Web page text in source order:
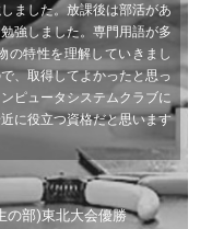
ました。放課後は部活があ
強しました。専門用語が多
の特性を理解していきまし
、取得してよかったと思っ
ピュータシステムクラブに
に役立つ資格だと思います
の部)東北大会優勝